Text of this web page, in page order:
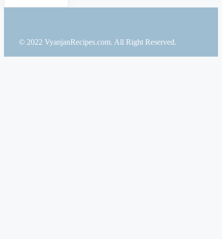
© 2022 VyanjanRecipes.com. All Right Reserved.